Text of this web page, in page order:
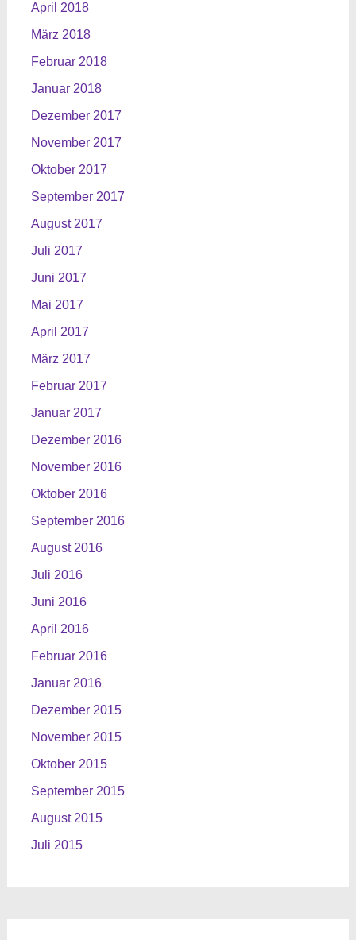
April 2018
März 2018
Februar 2018
Januar 2018
Dezember 2017
November 2017
Oktober 2017
September 2017
August 2017
Juli 2017
Juni 2017
Mai 2017
April 2017
März 2017
Februar 2017
Januar 2017
Dezember 2016
November 2016
Oktober 2016
September 2016
August 2016
Juli 2016
Juni 2016
April 2016
Februar 2016
Januar 2016
Dezember 2015
November 2015
Oktober 2015
September 2015
August 2015
Juli 2015